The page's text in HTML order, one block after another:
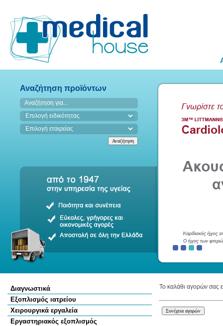
Αναζήτηση προϊόντων
Διαγνωστικά
Εξοπλισμός ιατρείου
Χειρουργικά εργαλεία
Εργαστηριακός εξοπλισμός
Το καλάθι αγορών σας